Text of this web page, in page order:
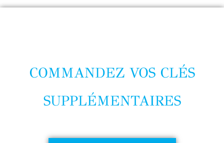
COMMANDEZ VOS CLÉS
SUPPLÉMENTAIRES